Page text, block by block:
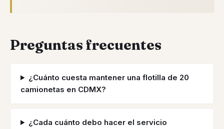
Preguntas frecuentes
¿Cuánto cuesta mantener una flotilla de 20
camionetas en CDMX?
¿Cada cuánto debo hacer el servicio